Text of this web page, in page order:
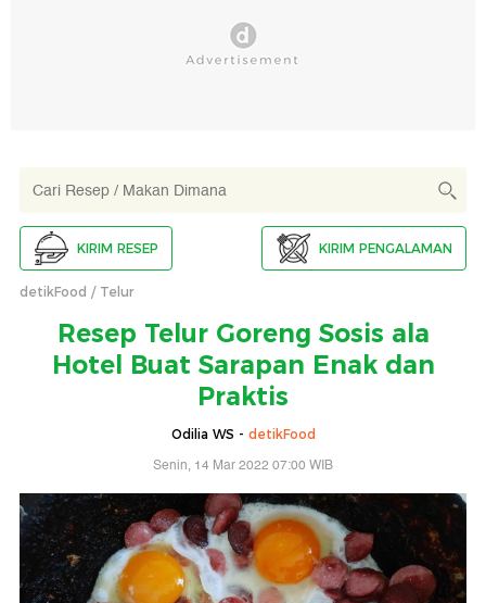
KIRIM RESEP KIRIM PENGALAMAN
detikFood Telur
Resep Telur Goreng Sosis ala
Hotel Buat Sarapan Enak dan
Praktis
Odilia WS - detikFood
Senin, 14 Mar 2022 07:00 WIB